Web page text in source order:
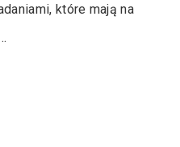
które mają na